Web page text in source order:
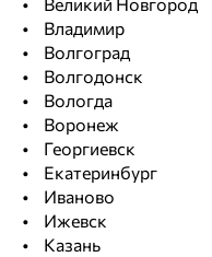
Великий Новгород
Владимир
Волгоград
Волгодонск
Вологда
Воронеж
Георгиевск
Екатеринбург
Иваново
Ижевск
Казань